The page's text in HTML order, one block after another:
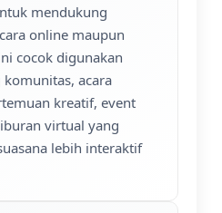
mendukung
online maupun
cocok digunakan
acara
kreatif, event
virtual yang
lebih interaktif